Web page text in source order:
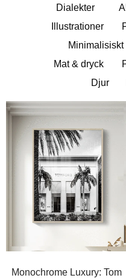
Dialekter
Illustrationer
Minimalisiskt
Mat & dryck
Djur
Monochrome Luxury: Tom